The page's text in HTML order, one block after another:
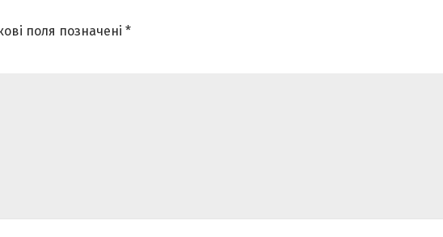
поля позначені *